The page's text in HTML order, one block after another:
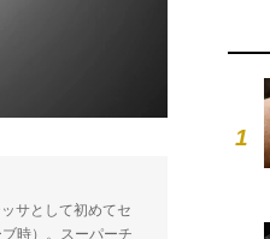
サとして初めてセ
時）。スーパーチ
1